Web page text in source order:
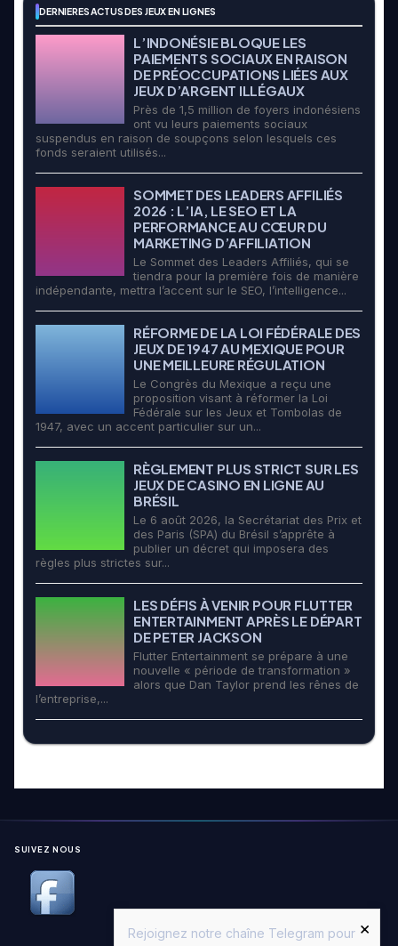
DERNIERES ACTUS DES JEUX EN LIGNES
L’INDONÉSIE BLOQUE LES
PAIEMENTS SOCIAUX EN RAISON
DE PRÉOCCUPATIONS LIÉES AUX
JEUX D’ARGENT ILLÉGAUX
Près de 1,5 million de foyers indonésiens
ont vu leurs paiements sociaux
suspendus en raison de soupçons selon lesquels ces
fonds seraient utilisés...
SOMMET DES LEADERS AFFILIÉS
2026 : L’IA, LE SEO ET LA
PERFORMANCE AU CŒUR DU
MARKETING D’AFFILIATION
Le Sommet des Leaders Affiliés, qui se
tiendra pour la première fois de manière
indépendante, mettra l’accent sur le SEO, l’intelligence...
RÉFORME DE LA LOI FÉDÉRALE DES
JEUX DE 1947 AU MEXIQUE POUR
UNE MEILLEURE RÉGULATION
Le Congrès du Mexique a reçu une
proposition visant à réformer la Loi
Fédérale sur les Jeux et Tombolas de
1947, avec un accent particulier sur un...
RÈGLEMENT PLUS STRICT SUR LES
JEUX DE CASINO EN LIGNE AU
BRÉSIL
Le 6 août 2026, la Secrétariat des Prix et
des Paris (SPA) du Brésil s’apprête à
publier un décret qui imposera des
règles plus strictes sur...
LES DÉFIS À VENIR POUR FLUTTER
ENTERTAINMENT APRÈS LE DÉPART
DE PETER JACKSON
Flutter Entertainment se prépare à une
nouvelle « période de transformation »
alors que Dan Taylor prend les rênes de
l’entreprise,...
SUIVEZ NOUS
Rejoignez notre chaîne Telegram pour ×